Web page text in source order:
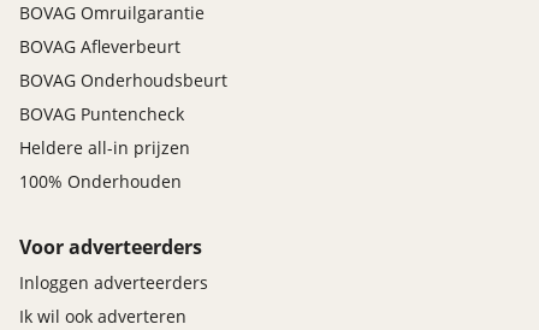
BOVAG Omruilgarantie
BOVAG Afleverbeurt
BOVAG Onderhoudsbeurt
BOVAG Puntencheck
Heldere all-in prijzen
100% Onderhouden
Voor adverteerders
Inloggen adverteerders
Ik wil ook adverteren